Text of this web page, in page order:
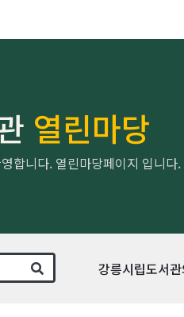
열린마당
합니다. 열린마당페이지 입니다.
강릉시립도서